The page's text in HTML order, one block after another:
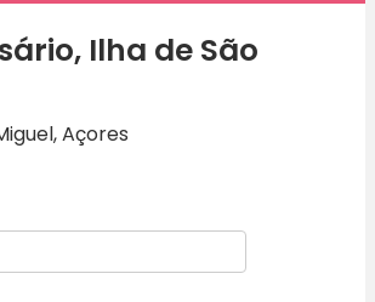
Ilha de São
Açores